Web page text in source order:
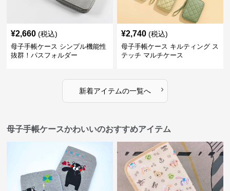
¥2,660 (税込)
母子手帳ケース シンプル機能性
抜群！パスフォルダー
¥2,740 (税込)
母子手帳ケース キルティング ス
テッチ マルチケース
新着アイテムの一覧へ ›
母子手帳ケースかわいいのおすすめアイテム